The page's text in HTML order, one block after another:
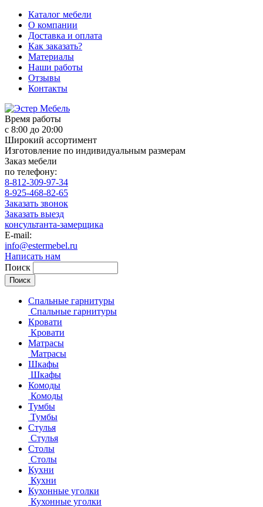
Каталог мебели
О компании
Доставка и оплата
Как заказать?
Материалы
Наши работы
Отзывы
Контакты
Время работы
с 8:00 до 20:00
Широкий ассортимент
Изготовление по индивидуальным размерам
Заказ мебели
по телефону:
8-812-309-97-34
8-925-468-82-65
Заказать звонок
Заказать выезд
консультанта-замерщика
E-mail:
info@estermebel.ru
Написать нам
Поиск
Спальные гарнитуры
Спальные гарнитуры
Кровати
Кровати
Матрасы
Матрасы
Шкафы
Шкафы
Комоды
Комоды
Тумбы
Тумбы
Стулья
Стулья
Столы
Столы
Кухни
Кухни
Кухонные уголки
Кухонные уголки